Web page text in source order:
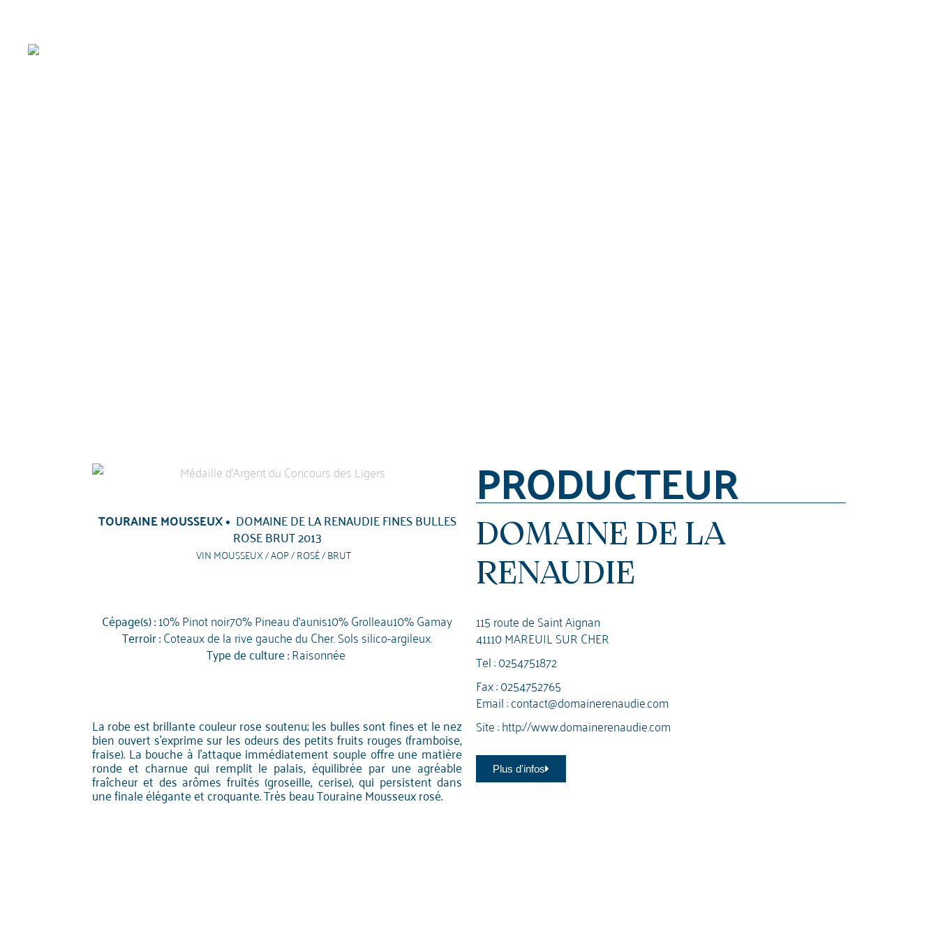
TOURAINE MOUSSEUX DOMAINE DE LA RENAUDIE FINES BULLES
ROSE BRUT 2013
VIN MOUSSEUX / AOP / ROSÉ / BRUT
Cépage(s) :10% Pinot noir70% Pineau d'aunis10% Grolleau10% Gamay
Terroir :Coteaux de la rive gauche du Cher. Sols silico-argileux.
Type de culture :Raisonnée
La robe est brillante couleur rose soutenu; les bulles sont fines et le nez
bien ouvert s'exprime sur les odeurs des petits fruits rouges (framboise,
fraise). La bouche à l'attaque immédiatement souple offre une matière
ronde et charnue qui remplit le palais, équilibrée par une agréable
fraîcheur et des arômes fruités (groseille, cerise), qui persistent dans
une finale élégante et croquante. Très beau Touraine Mousseux rosé.
PRODUCTEUR
DOMAINE DE LA
RENAUDIE
115 route de Saint Aignan
41110 MAREUIL SUR CHER
Tel :0254751872
Fax : 0254752765
Email :contact@domainerenaudie.com
Site :http://www.domainerenaudie.com
Plus d'infos